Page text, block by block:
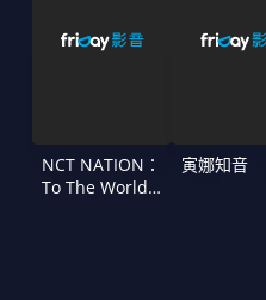
NCT NATION：
To The World
寅娜知音